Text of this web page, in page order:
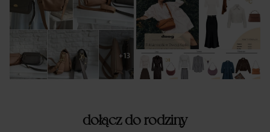
dołącz do rodziny